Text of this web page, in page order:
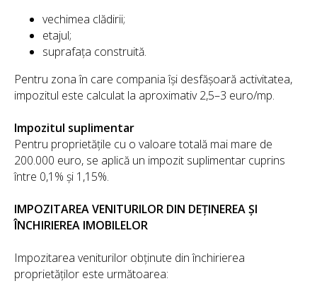
vechimea clădirii;
etajul;
suprafața construită.
Pentru zona în care compania își desfășoară activitatea,
impozitul este calculat la aproximativ 2,5–3 euro/mp.
Impozitul suplimentar
Pentru proprietățile cu o valoare totală mai mare de
200.000 euro, se aplică un impozit suplimentar cuprins
între 0,1% și 1,15%.
IMPOZITAREA VENITURILOR DIN DEȚINEREA ȘI
ÎNCHIRIEREA IMOBILELOR
Impozitarea veniturilor obținute din închirierea
proprietăților este următoarea: